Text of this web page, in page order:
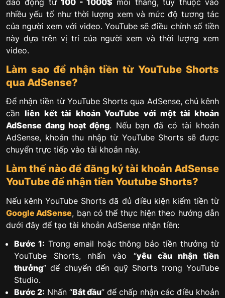
nhiều yếu tố như thời lượng xem và mức độ tương tác
của người xem với video. YouTube sẽ điều chỉnh số tiền
này dựa trên vị trí của người xem và thời lượng xem
video.
Làm sao để nhận tiền từ YouTube Shorts
qua AdSense?
Để nhận tiền từ YouTube Shorts qua AdSense, chủ kênh
cầnliên kết tài khoản YouTube với một tài khoản
AdSense đang hoạt động. Nếu bạn đã có tài khoản
AdSense, khoản thu nhập từ YouTube Shorts sẽ được
chuyển trực tiếp vào tài khoản này.
Làm thế nào để đăng ký tài khoản AdSense
YouTube để nhận tiền Youtube Shorts?
Nếu kênh YouTube Shorts đã đủ điều kiện kiếm tiền từ
Google AdSense, bạn có thể thực hiện theo hướng dẫn
dưới đây để tạo tài khoản AdSense nhận tiền:
Bước 1: Trong email hoặc thông báo tiền thưởng từ
YouTube Shorts, nhấn vào “yêu cầu nhận tiền
thưởng” để chuyển đến quỹ Shorts trong YouTube
Studio.
Bước 2: Nhấn “Bắt đầu” để chấp nhận các điều khoản